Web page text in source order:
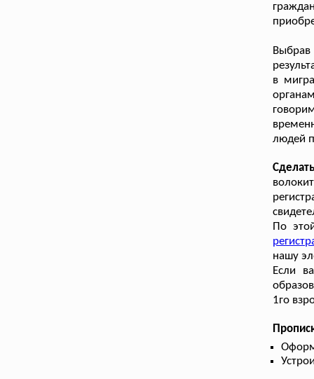
Выбрав
в
людей
По
нашу
Если
1го